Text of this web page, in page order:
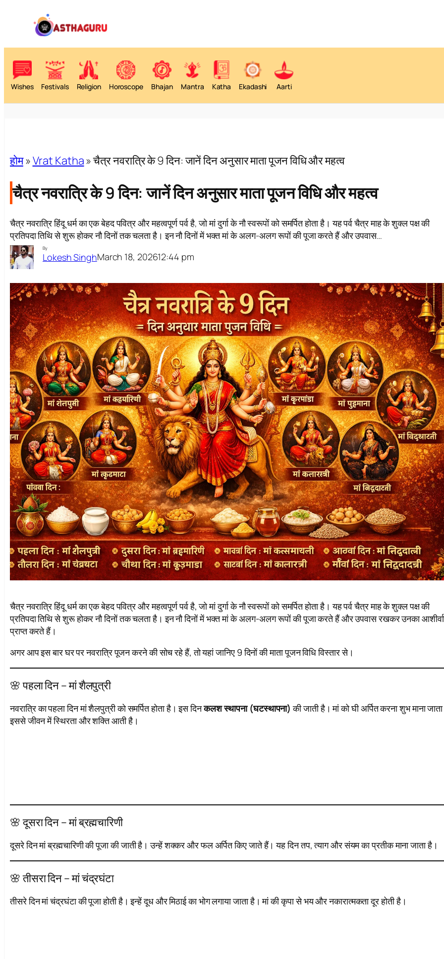
Wishes Festivals Religion Horoscope Bhajan Mantra Katha Ekadashi Aarti
होम»Vrat Katha»चैत्र नवरात्रि के 9 दिन: जानें दिन अनुसार माता पूजन विधि और महत्व
चैत्र नवरात्रि के 9 दिन: जानें दिन अनुसार माता पूजन विधि और महत्व
चैत्र नवरात्रि हिंदू धर्म का एक बेहद पवित्र और महत्वपूर्ण पर्व है, जो मां दुर्गा के नौ स्वरूपों को समर्पित होता है। यह पर्व चैत्र माह के शुक्ल पक्ष की
प्रतिपदा तिथि से शुरू होकर नौ दिनों तक चलता है। इन नौ दिनों में भक्त मां के अलग-अलग रूपों की पूजा करते हैं और उपवास…
By
Lokesh SinghMarch 18, 202612:44 pm
चैत्र नवरात्रि हिंदू धर्म का एक बेहद पवित्र और महत्वपूर्ण पर्व है, जो मां दुर्गा के नौ स्वरूपों को समर्पित होता है। यह पर्व चैत्र माह के शुक्ल पक्ष की
प्रतिपदा तिथि से शुरू होकर नौ दिनों तक चलता है। इन नौ दिनों में भक्त मां के अलग-अलग रूपों की पूजा करते हैं और उपवास रखकर उनका
प्राप्त करते हैं।
अगर आप इस बार घर पर नवरात्रि पूजन करने की सोच रहे हैं, तो यहां जानिए 9 दिनों की माता पूजन विधि विस्तार से।
🌸 पहला दिन – मां शैलपुत्री
नवरात्रि का पहला दिन मां शैलपुत्री को समर्पित होता है। इस दिनकलश स्थापना (घटस्थापना) की जाती है। मां को घी अर्पित करना शुभ माना
इससे जीवन में स्थिरता और शक्ति आती है।
🌸 दूसरा दिन – मां ब्रह्मचारिणी
दूसरे दिन मां ब्रह्मचारिणी की पूजा की जाती है। उन्हें शक्कर और फल अर्पित किए जाते हैं। यह दिन तप, त्याग और संयम का प्रतीक माना जाता है।
🌸 तीसरा दिन – मां चंद्रघंटा
तीसरे दिन मां चंद्रघंटा की पूजा होती है। इन्हें दूध और मिठाई का भोग लगाया जाता है। मां की कृपा से भय और नकारात्मकता दूर होती है।